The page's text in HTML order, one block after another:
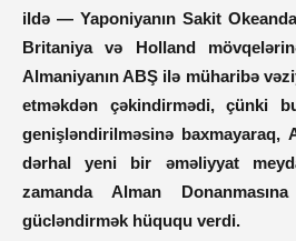
ildə — Yaponiyanın Sakit
Britaniya və Holland
Almaniyanın ABŞ ilə müharibə
etməkdən çəkindirmədi, çünki
genişləndirilməsinə baxmayaraq,
dərhal yeni bir əməliyyat
zamanda Alman
gücləndirmək hüququ verdi.